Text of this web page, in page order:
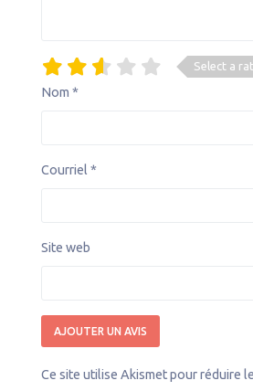
Select a
Nom *
Courriel *
Site web
Ce site utilise Akismet pour réduire